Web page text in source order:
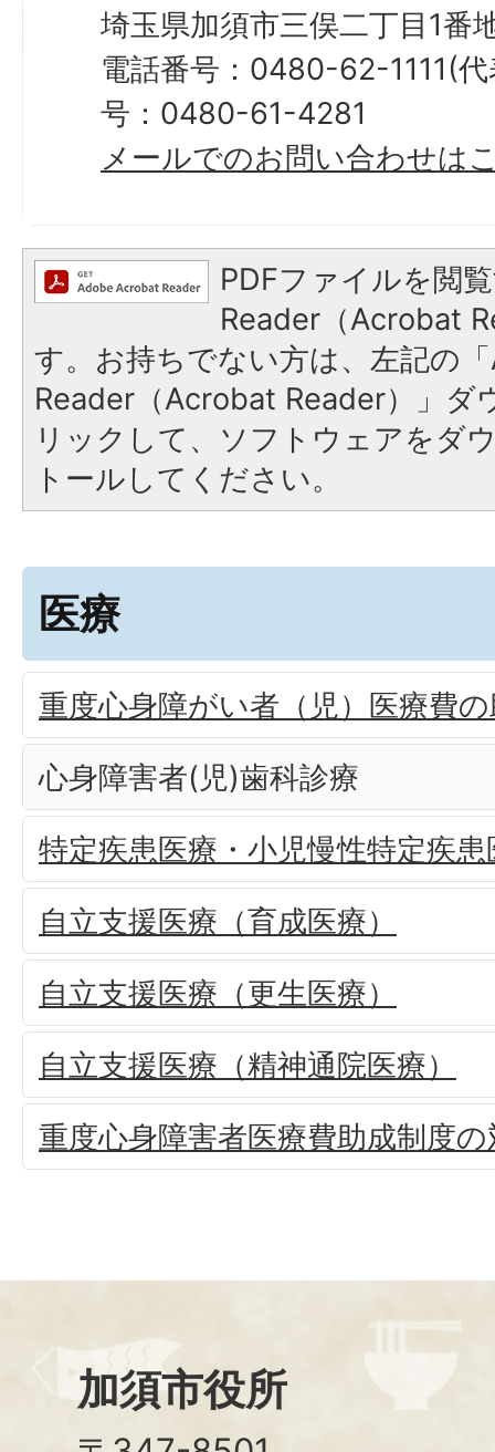
埼玉県加須市三俣二丁目1番
電話番号：0480-62-1111(
号：0480-61-4281
メールでのお問い合わせは
PDFファイルを閲
Reader（Acrobat
す。お持ちでない方は、左記の
Reader（Acrobat Reader）」ダ
リックして、ソフトウェアをダ
トールしてください。
医療
重度心身障がい者（児）医療費
心身障害者(児)歯科診療
特定疾患医療・小児慢性特定疾患
自立支援医療（育成医療）
自立支援医療（更生医療）
自立支援医療（精神通院医療）
重度心身障害者医療費助成制度
加須市役所